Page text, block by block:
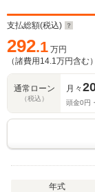
支払総額(税込)
292.1 万円
（諸費用 14.1万円含む）
通常ローン
（税込）
月々
頭金0円・
年式